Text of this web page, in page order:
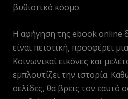
βυθιστικό κόσμο.
Η αφήγηση της ebook online
είναι πειστική, προσφέρει
Κοινωνικαί εικόνες και
εμπλουτίζει την ιστορία.
σελίδες, θα βρεις τον εαυτό